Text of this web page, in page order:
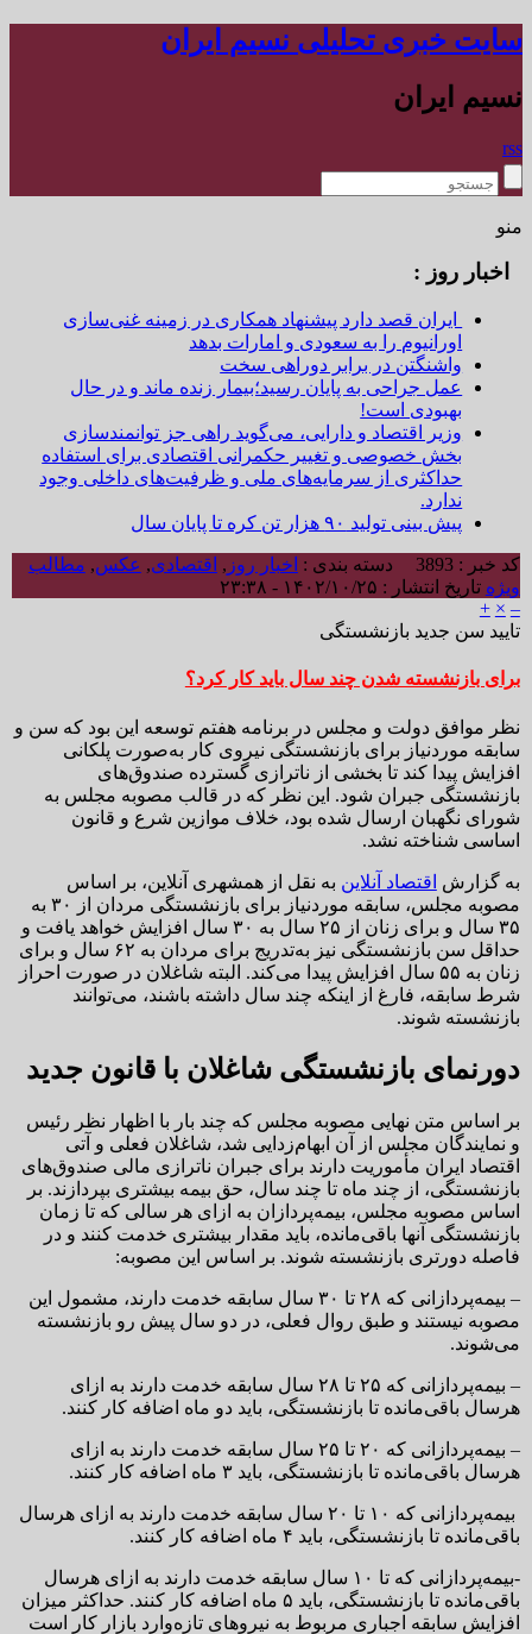
سایت خبری تحلیلی نسیم ایران
نسیم ایران
rss
منو
اخبار روز :
ایران قصد دارد پیشنهاد همکاری در زمینه غنی‌سازی
اورانیوم را به سعودی و امارات بدهد
واشنگتن در برابر دوراهی سخت
عمل جراحی به پایان رسید؛بیمار زنده ماند و در حال
بهبودی است!
وزیر اقتصاد و دارایی، می‌گوید راهی جز توانمندسازی
بخش خصوصی و تغییر حکمرانی اقتصادی برای استفاده
حداکثری از سرمایه‌های ملی و ظرفیت‌های داخلی وجود
ندارد.
پیش بینی تولید ۹۰ هزار تن کره تا پایان سال
کد خبر : 3893 دسته بندی : اخبار روز , اقتصادی, عکس, مطالب
ویژه تاریخ انتشار : ۱۴۰۲/۱۰/۲۵ - ۲۳:۳۸
–
×
+
تایید سن جدید بازنشستگی
برای بازنشسته شدن چند سال باید کار کرد؟
نظر موافق دولت و مجلس در برنامه هفتم توسعه این بود که سن و
سابقه موردنیاز برای بازنشستگی نیروی کار به‌صورت پلکانی
افزایش پیدا کند تا بخشی از ناترازی گسترده صندوق‌های
بازنشستگی جبران شود. این نظر که در قالب مصوبه مجلس به
شورای نگهبان ارسال شده بود، خلاف موازین شرع و قانون
اساسی شناخته نشد.
به گزارش اقتصاد آنلاین به نقل از همشهری آنلاین، بر اساس
مصوبه مجلس، سابقه موردنیاز برای بازنشستگی مردان از ۳۰ به
۳۵ سال و برای زنان از ۲۵ سال به ۳۰ سال افزایش خواهد یافت و
حداقل سن بازنشستگی نیز به‌تدریج برای مردان به ۶۲ سال و برای
زنان به ۵۵ سال افزایش پیدا می‌کند. البته شاغلان در صورت احراز
شرط سابقه، فارغ از اینکه چند سال داشته باشند، می‌توانند
بازنشسته شوند.
دورنمای بازنشستگی شاغلان با قانون جدید
بر اساس متن نهایی مصوبه مجلس که چند بار با اظهار نظر رئیس
و نمایندگان مجلس از آن ابهام‌زدایی شد، شاغلان فعلی و آتی
اقتصاد ایران مأموریت دارند برای جبران ناترازی مالی صندوق‌های
بازنشستگی، از چند ماه تا چند سال، حق بیمه بیشتری بپردازند. بر
اساس مصوبه مجلس، بیمه‌پردازان به ازای هر سالی که تا زمان
بازنشستگی آنها باقی‌مانده، باید مقدار بیشتری خدمت کنند و در
فاصله دورتری بازنشسته شوند. بر اساس این مصوبه:
– بیمه‌پردازانی که ۲۸ تا ۳۰ سال سابقه خدمت دارند، مشمول این
مصوبه نیستند و طبق روال فعلی، در دو سال پیش رو بازنشسته
می‌شوند.
– بیمه‌پردازانی که ۲۵ تا ۲۸ سال سابقه خدمت دارند به ازای
هرسال باقی‌مانده تا بازنشستگی، باید دو ماه اضافه کار کنند.
– بیمه‌پردازانی که ۲۰ تا ۲۵ سال سابقه خدمت دارند به ازای
هرسال باقی‌مانده تا بازنشستگی، باید ۳ ماه اضافه کار کنند.
بیمه‌پردازانی که ۱۰ تا ۲۰ سال سابقه خدمت دارند به ازای هرسال
باقی‌مانده تا بازنشستگی، باید ۴ ماه اضافه کار کنند.
-بیمه‌پردازانی که تا ۱۰ سال سابقه خدمت دارند به ازای هرسال
باقی‌مانده تا بازنشستگی، باید ۵ ماه اضافه کار کنند. حداکثر میزان
افزایش سابقه اجباری مربوط به نیروهای تازه‌وارد بازار کار است